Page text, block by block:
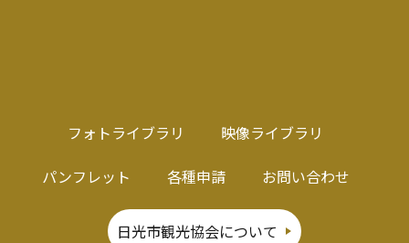
フォトライブラリ
映像ライブラリ
パンフレット
各種申請 お問い合わせ
日光市観光協会について